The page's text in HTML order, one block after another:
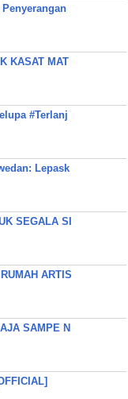
KASAT MAT
#Terlanj
Lepask
SEGALA SI
ARTIS
SAMPE N